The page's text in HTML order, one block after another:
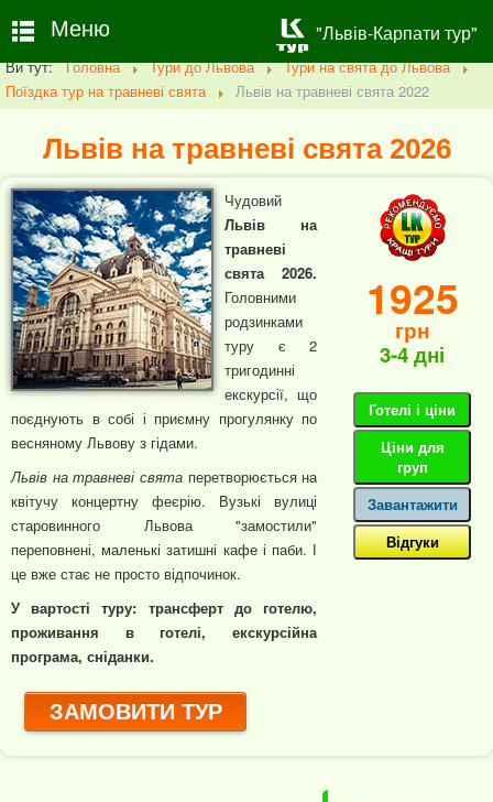
Ви тут: Головна Тури до Львова
Тури на свята до Львова
Поїздка тур на травневі свята
Львів на травневі свята 2022
Львів на травневі свята 2026
Чудовий
Львів на
травневі
свята 2026.
Головними
родзинками
туру є 2
тригодинні
екскурсії, що
поєднують в собі і приємну прогулянку по
весняному Львову з гідами.
Львів на травневі свята перетворюється на
квітучу концертну феєрію. Вузькі вулиці
старовинного Львова "замостили"
переповнені, маленькі затишні кафе і паби. І
це вже стає не просто відпочинок.
У вартості туру: трансферт до готелю,
проживання в готелі, екскурсійна
програма, сніданки.
ЗАМОВИТИ ТУР
1925
грн
3-4 дні
Готелі і ціни
Ціни для
груп
Завантажити
Відгуки
Меню "Львів-Карпати тур"